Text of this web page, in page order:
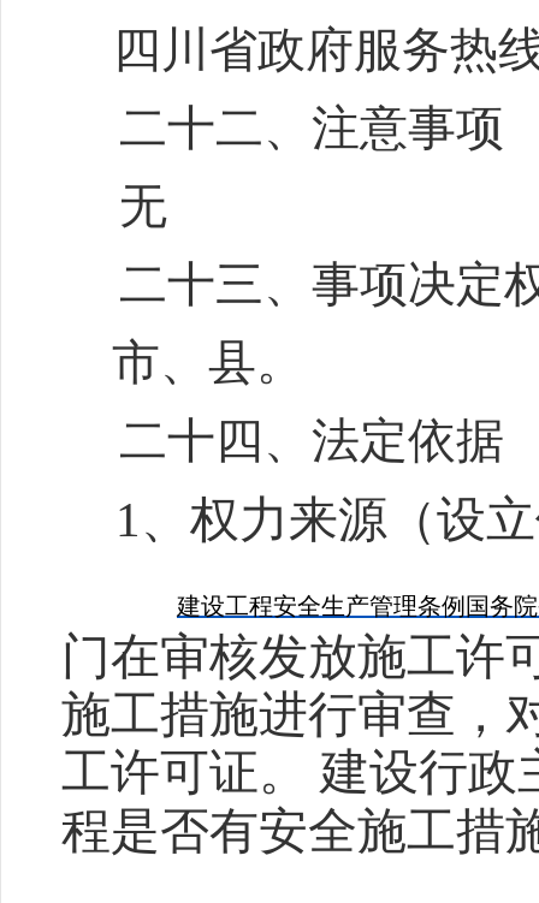
四川省政府服务热
二十二、注意事项
无
二十三、事项决定
市、县。
二十四、法定依据
1、权力来源（设
建设工程安全生产管理条例 国务
门在审核发放施工许
施工措施进行审查，
工许可证。
建设行政
程是否有安全施工措